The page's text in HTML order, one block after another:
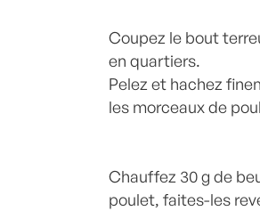
Coupez le bout
en quartiers.
Pelez et hachez
les morceaux de
Chauffez 30 g de
poulet, faites-les